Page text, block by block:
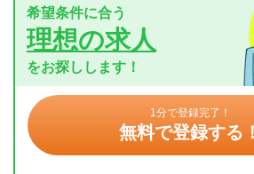
希望条件に合う
理想の求人
をお探しします！
1分で登録完了！
無料で登録する！